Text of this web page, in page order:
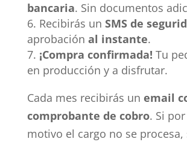
bancaria. Sin documentos
Recibirás un SMS de
aprobación al instante.
¡Compra confirmada! Tu
en producción y a disfrutar.
Cada mes recibirás un email
comprobante de cobro. Si
motivo el cargo no se procesa,